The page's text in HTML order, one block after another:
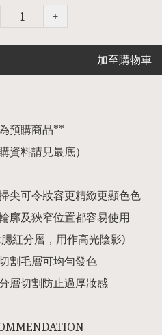
+
加至購物車
預購商品**
購資料請見最底）
尖可令妝容更精緻更顯色色
廓及狹窄位置都容易使用
紅分層，用作高光陰影)
割毛層可均勻發色
層切割防止過厚妝感